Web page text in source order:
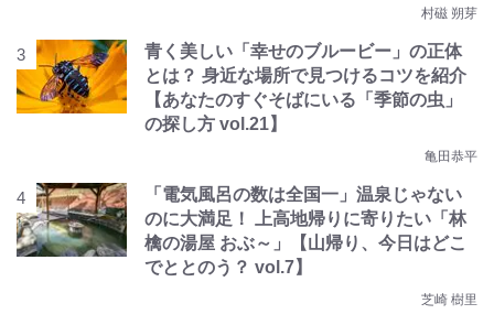
村磁 朔芽
青く美しい「幸せのブルービー」の正体
とは？ 身近な場所で見つけるコツを紹介
【あなたのすぐそばにいる「季節の虫」
の探し方 vol.21】
亀田恭平
「電気風呂の数は全国一」温泉じゃない
のに大満足！ 上高地帰りに寄りたい「林
檎の湯屋 おぶ～」【山帰り、今日はどこ
でととのう？ vol.7】
芝崎 樹里